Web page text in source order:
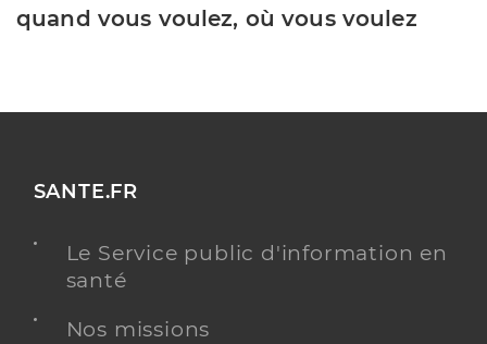
quand vous voulez, où vous voulez
SANTE.FR
Le Service public d'information en
santé
Nos missions